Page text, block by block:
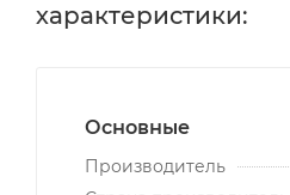
характеристики:
Основные
Производитель